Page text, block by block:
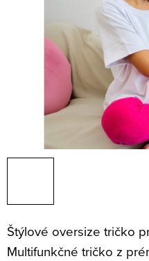
Štýlové oversize tričko
Multifunkčné tričko z